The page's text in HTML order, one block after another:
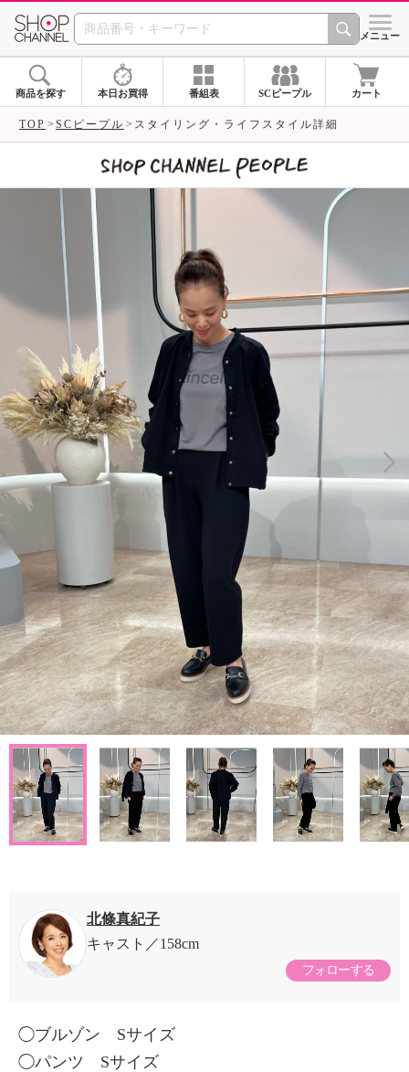
SHOP CHANNEL シメニュー
商品を探す 本日お買得 番組表 SCピープル カート
TOP SCピープル スタイリング・ライフスタイル詳細
北條真紀子
キャスト
158cm
フォローする
◯ブルゾン Sサイズ
◯パンツ Sサイズ